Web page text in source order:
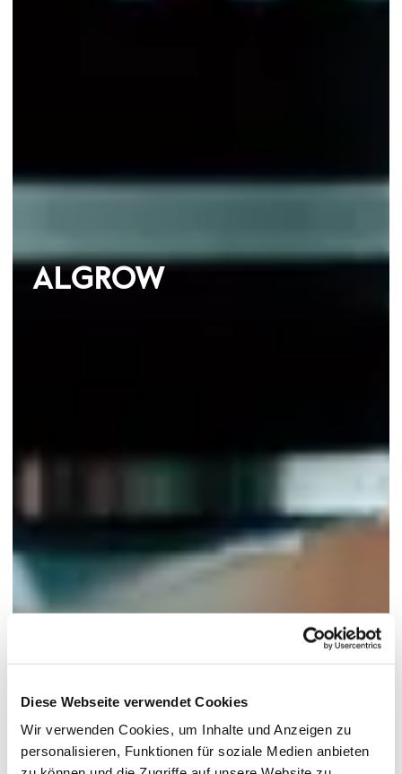
Diese Webseite verwendet Cookies
Wir verwenden Cookies, um Inhalte und Anzeigen zu
personalisieren, Funktionen für soziale Medien anbieten
ALGROW